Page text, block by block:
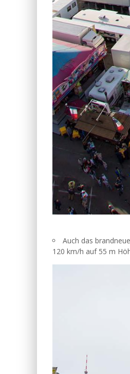
Auch das
120 km/h auf 55 m